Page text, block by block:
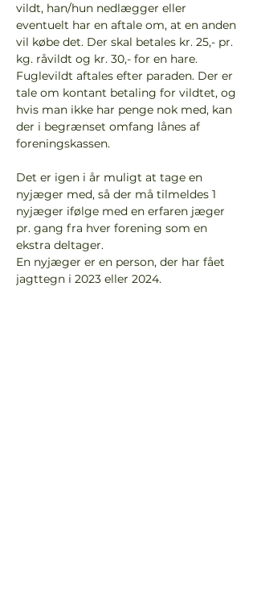
vildt, han/hun nedlægger eller
eventuelt har en aftale om, at en anden
vil købe det. Der skal betales kr. 25,- pr.
kg. råvildt og kr. 30,- for en hare.
Fuglevildt aftales efter paraden. Der er
tale om kontant betaling for vildtet, og
hvis man ikke har penge nok med, kan
der i begrænset omfang lånes af
foreningskassen.
Det er igen i år muligt at tage en
nyjæger med, så der må tilmeldes 1
nyjæger ifølge med en erfaren jæger
pr. gang fra hver forening som en
ekstra deltager.
En nyjæger er en person, der har fået
jagttegn i 2023 eller 2024.